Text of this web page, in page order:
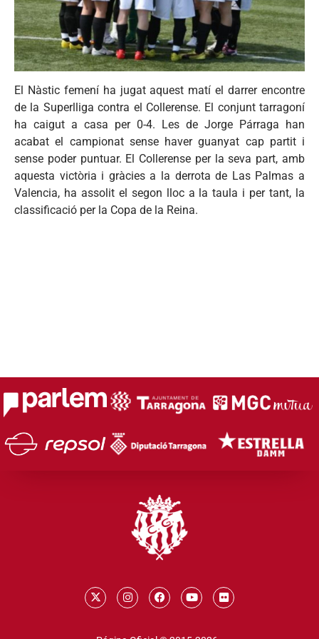
El Nàstic femení ha jugat aquest matí el darrer encontre
de la Superlliga contra el Collerense. El conjunt tarragoní
ha caigut a casa per 0-4. Les de Jorge Párraga han
acabat el campionat sense haver guanyat cap partit i
sense poder puntuar. El Collerense per la seva part, amb
aquesta victòria i gràcies a la derrota de Las Palmas a
Valencia, ha assolit el segon lloc a la taula i per tant, la
classificació per la Copa de la Reina.